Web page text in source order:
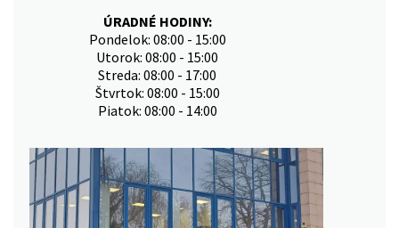
ÚRADNÉ HODINY:
Pondelok: 08:00 - 15:00
Utorok: 08:00 - 15:00
Streda: 08:00 - 17:00
Štvrtok: 08:00 - 15:00
Piatok: 08:00 - 14:00